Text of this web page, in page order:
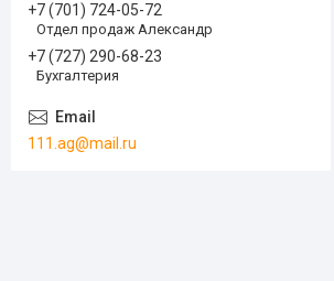
+7 (701) 724-05-72
Отдел продаж Александр
+7 (727) 290-68-23
Бухгалтерия
111.ag@mail.ru